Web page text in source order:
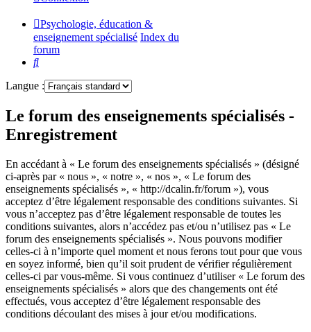
Psychologie, éducation &
enseignement spécialisé Index du
forum
Rechercher
Langue :
Le forum des enseignements spécialisés -
Enregistrement
En accédant à « Le forum des enseignements spécialisés » (désigné
ci-après par « nous », « notre », « nos », « Le forum des
enseignements spécialisés », « http://dcalin.fr/forum »), vous
acceptez d’être légalement responsable des conditions suivantes. Si
vous n’acceptez pas d’être légalement responsable de toutes les
conditions suivantes, alors n’accédez pas et/ou n’utilisez pas « Le
forum des enseignements spécialisés ». Nous pouvons modifier
celles-ci à n’importe quel moment et nous ferons tout pour que vous
en soyez informé, bien qu’il soit prudent de vérifier régulièrement
celles-ci par vous-même. Si vous continuez d’utiliser « Le forum des
enseignements spécialisés » alors que des changements ont été
effectués, vous acceptez d’être légalement responsable des
conditions découlant des mises à jour et/ou modifications.